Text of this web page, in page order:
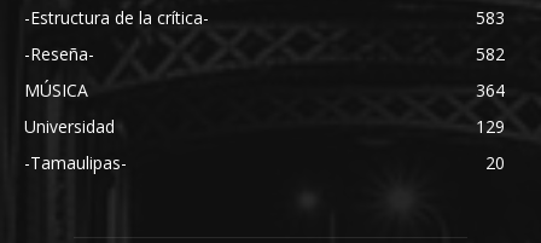
-Estructura de la crítica-
583
-Reseña-
582
MÚSICA
364
Universidad
129
-Tamaulipas-
20